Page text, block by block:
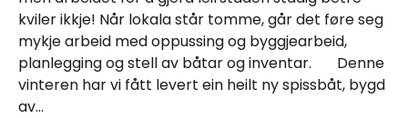
kviler ikkje! Når lokala står tomme, går det føre seg
mykje arbeid med oppussing og byggjearbeid,
planlegging og stell av båtar og inventar. Denne
vinteren har vi fått levert ein heilt ny spissbåt, bygd
av…